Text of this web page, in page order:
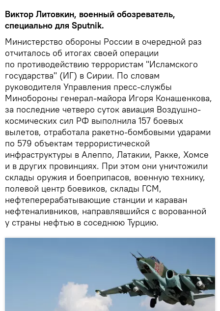
Виктор Литовкин, военный обозреватель,
специально для Sputnik.
Министерство обороны России в очередной раз
отчиталось об итогах своей операции
по противодействию террористам "Исламского
государства" (ИГ) в Сирии. По словам
руководителя Управления пресс-службы
Минобороны генерал-майора Игоря Конашенкова,
за последние четверо суток авиация Воздушно-
космических сил РФ выполнила 157 боевых
вылетов, отработала ракетно-бомбовыми ударами
по 579 объектам террористической
инфраструктуры в Алеппо, Латакии, Ракке, Хомсе
и в других провинциях. При этом они уничтожили
склады оружия и боеприпасов, военную технику,
полевой центр боевиков, склады ГСМ,
нефтеперерабатывающие станции и караван
нефтеналивников, направлявшийся с ворованной
у страны нефтью в соседнюю Турцию.